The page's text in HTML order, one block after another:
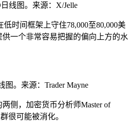
线图。来源：X/Jelle
低时间框架上守住78,000至80,000美
一个非常容易把握的偏向上方的水
图。来源：Trader Mayne
侧，加密货币分析师Master of
很可能被消化。